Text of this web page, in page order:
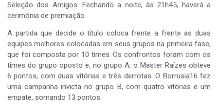
Seleção dos Amigos. Fechando a noite, às 21h45, haverá a
cerimônia de premiação.
A partida que decide o título coloca frente a frente as duas
equipes melhores colocadas em seus grupos na primeira fase,
que foi composta por 10 times. Os confrontos foram com os
times do grupo oposto e, no grupo A, o Master Raízes obteve
6 pontos, com duas vitórias e três derrotas. O Borrusia16 fez
uma campanha invicta no grupo B, com quatro vitórias e um
empate, somando 13 pontos.